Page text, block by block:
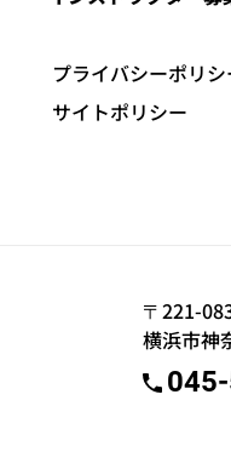
プライバシーポリシ
サイトポリシー
〒221-
横浜市神